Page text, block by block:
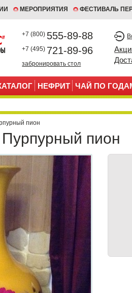
МЕРОПРИЯТИЯ ФЕСТИВАЛЬ
+7 (800) 555-89-88
+7 (495) 721-89-96
забронировать стол
НЕФРИТ ЧАЙ ПО
пион
пион